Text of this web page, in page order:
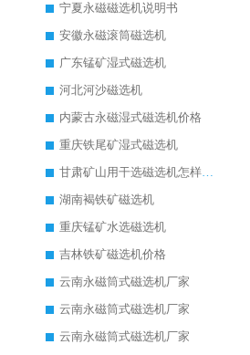
宁夏永磁磁选机说明书
安徽永磁滚筒磁选机
广东锰矿湿式磁选机
河北河沙磁选机
内蒙古永磁湿式磁选机价格
重庆铁尾矿湿式磁选机
甘肃矿山用干选磁选机怎样调磁
湖南褐铁矿磁选机
重庆锰矿水选磁选机
吉林铁矿磁选机价格
云南永磁筒式磁选机厂家
云南永磁筒式磁选机厂家
云南永磁筒式磁选机厂家